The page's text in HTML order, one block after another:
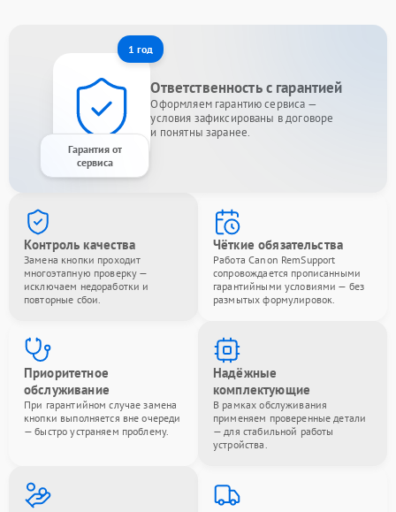
1 год
Гарантия от
сервиса
Ответственность с гарантией
Оформляем гарантию сервиса —
условия зафиксированы в договоре
и понятны заранее.
Контроль качества
Замена кнопки проходит
многоэтапную проверку —
исключаем недоработки и
повторные сбои.
Чёткие обязательства
Работа Canon RemSupport
сопровождается прописанными
гарантийными условиями — без
размытых формулировок.
Приоритетное
обслуживание
При гарантийном случае замена
кнопки выполняется вне очереди
— быстро устраняем проблему.
Надёжные
комплектующие
В рамках обслуживания
применяем проверенные детали
— для стабильной работы
устройства.